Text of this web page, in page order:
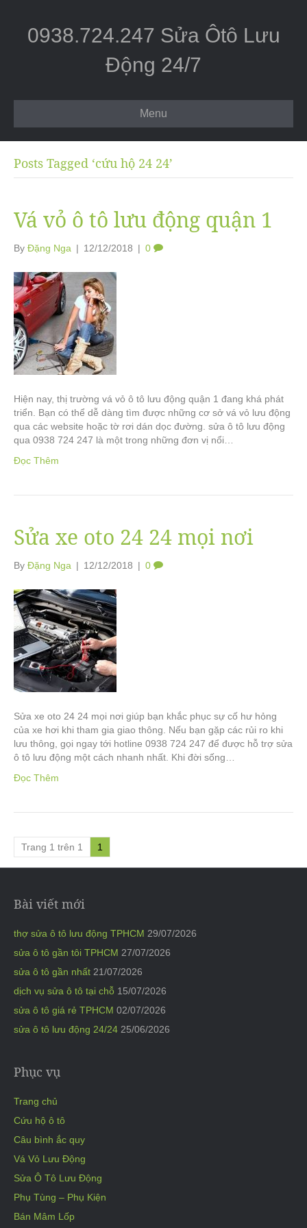
0938.724.247 Sửa Ôtô Lưu
Động 24/7
Menu
Posts Tagged ‘cứu hộ 24 24’
Vá vỏ ô tô lưu động quận 1
By Đặng Nga | 12/12/2018 | 0
Hiện nay, thị trường vá vỏ ô tô lưu động quận 1 đang khá phát
triển. Bạn có thể dễ dàng tìm được những cơ sở vá vỏ lưu động
qua các website hoặc tờ rơi dán dọc đường. sửa ô tô lưu động
qua 0938 724 247 là một trong những đơn vị nổi…
Đọc Thêm
Sửa xe oto 24 24 mọi nơi
By Đặng Nga | 12/12/2018 | 0
Sửa xe oto 24 24 mọi nơi giúp bạn khắc phục sự cố hư hỏng
của xe hơi khi tham gia giao thông. Nếu bạn gặp các rủi ro khi
lưu thông, gọi ngay tới hotline 0938 724 247 để được hỗ trợ sửa
ô tô lưu động một cách nhanh nhất. Khi đời sống…
Đọc Thêm
Trang 1 trên 1 1
Bài viết mới
thợ sửa ô tô lưu động TPHCM 29/07/2026
sửa ô tô gần tôi TPHCM 27/07/2026
sửa ô tô gần nhất 21/07/2026
dịch vụ sửa ô tô tại chỗ 15/07/2026
sửa ô tô giá rẻ TPHCM 02/07/2026
sửa ô tô lưu động 24/24 25/06/2026
Phục vụ
Trang chủ
Cứu hộ ô tô
Câu bình ắc quy
Vá Vỏ Lưu Động
Sửa Ô Tô Lưu Động
Phụ Tùng – Phụ Kiện
Bán Mâm Lốp